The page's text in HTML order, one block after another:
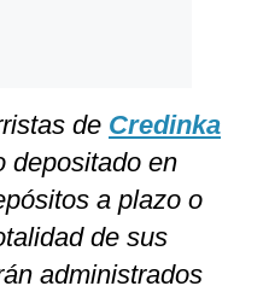
de Credinka
depositado en
a plazo o
de sus
administrados